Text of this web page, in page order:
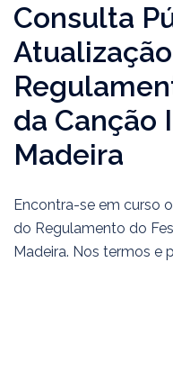
Consulta
da Canção
Madeira
Encontra-se em curso
do Regulamento do
Madeira. Nos termos e